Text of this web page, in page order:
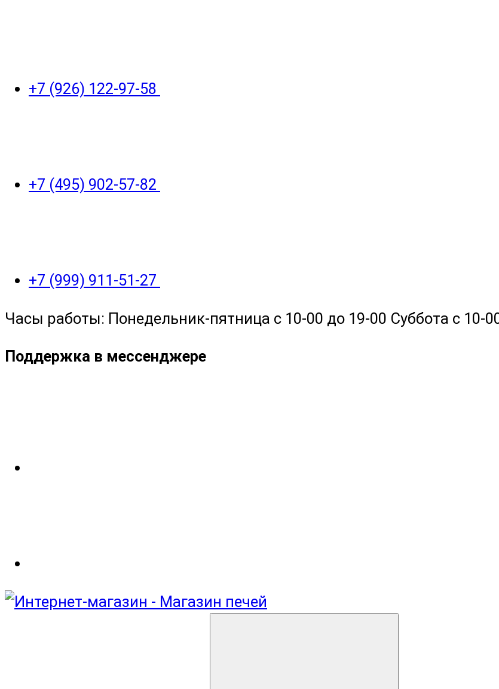
+7 (926) 122-97-58
+7 (495) 902-57-82
+7 (999) 911-51-27
Часы работы: Понедельник-пятница с 10-00 до 19-00 Суббота с 10-
Поддержка в мессенджере